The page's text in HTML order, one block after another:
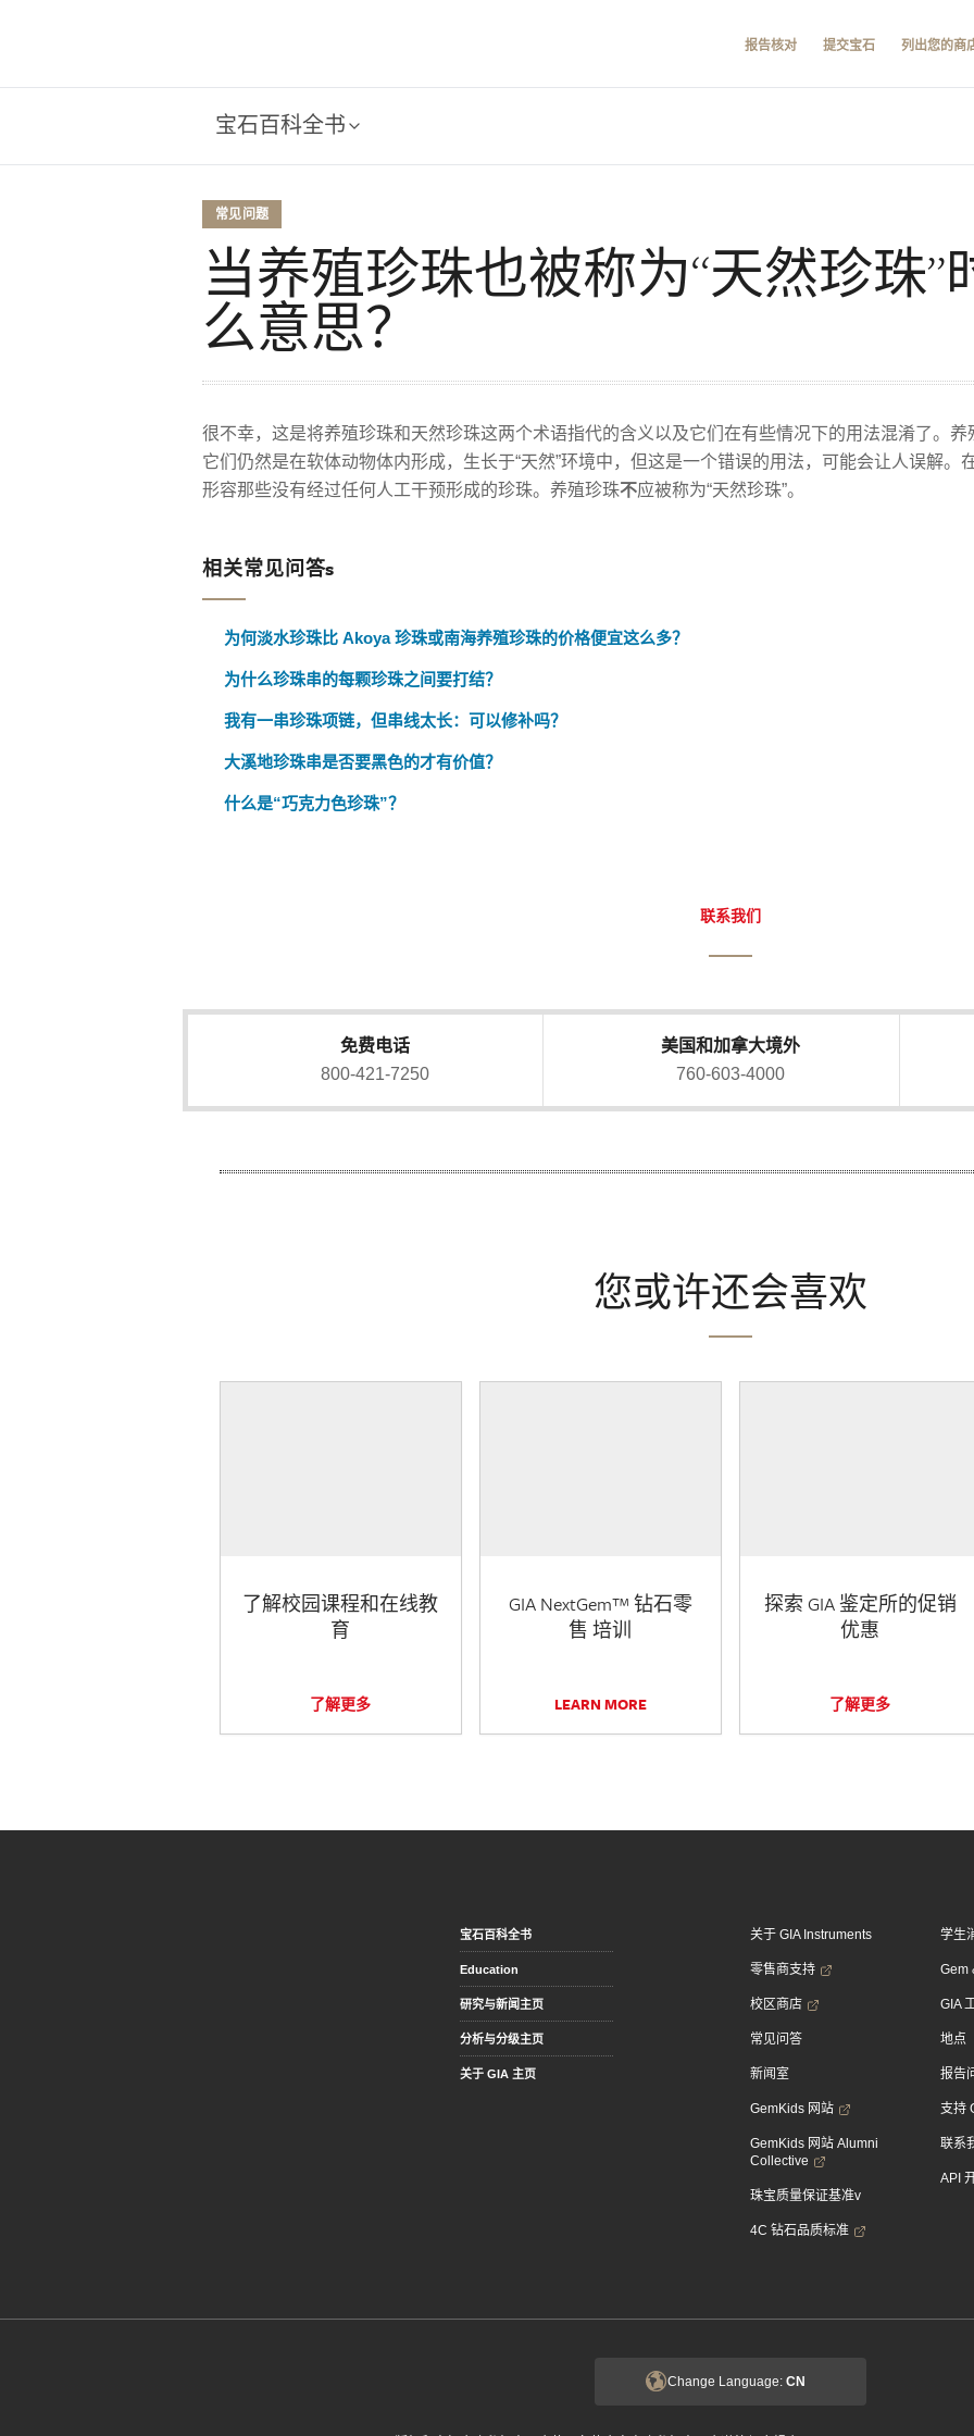
报告核对 提交宝石 列出您的商
宝石百科全书
常见问题
当养殖珍珠也被称为“天然珍珠”
么意思？
很不幸，这是将养殖珍珠和天然珍珠这两个术语指代的含义以及它们在有些情况下的用法混淆了。养
它们仍然是在软体动物体内形成，生长于“天然”环境中，但这是一个错误的用法，可能会让人误解。
形容那些没有经过任何人工干预形成的珍珠。养殖珍珠不应被称为“天然珍珠”。
相关常见问答s
为何淡水珍珠比 Akoya 珍珠或南海养殖珍珠的价格便宜这么多？
为什么珍珠串的每颗珍珠之间要打结？
我有一串珍珠项链，但串线太长：可以修补吗？
大溪地珍珠串是否要黑色的才有价值？
什么是“巧克力色珍珠”？
联系我们
免费电话
800-421-7250
美国和加拿大境外
760-603-4000
您或许还会喜欢
了解校园课程和在线教
育
了解更多
GIA NextGem™ 钻石零
售 培训
LEARN MORE
探索 GIA 鉴定所的促销
优惠
了解更多
宝石百科全书
Education
研究与新闻主页
分析与分级主页
关于 GIA 主页
关于 GIA Instruments
零售商支持
校区商店
常见问答
新闻室
GemKids 网站
GemKids 网站 Alumni
Collective
珠宝质量保证基准v
4C 钻石品质标准
学生
Gem
GIA
地点
报告
支持
联系
API
Change Language: CN